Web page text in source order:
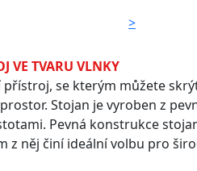
>
VE TVARU VLNKY
se kterým můžete
Stojan je vyroben z
Pevná konstrukce
z něj činí ideální volbu pro